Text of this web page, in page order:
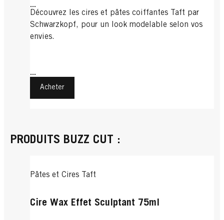
...
Découvrez les cires et pâtes coiffantes Taft par
Schwarzkopf, pour un look modelable selon vos
envies.
...
Acheter
PRODUITS BUZZ CUT :
Pâtes et Cires Taft
Cire Wax Effet Sculptant 75ml